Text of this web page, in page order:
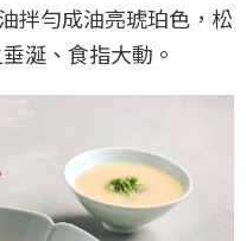
拌勻成油亮琥珀色，松
涎、食指大動。